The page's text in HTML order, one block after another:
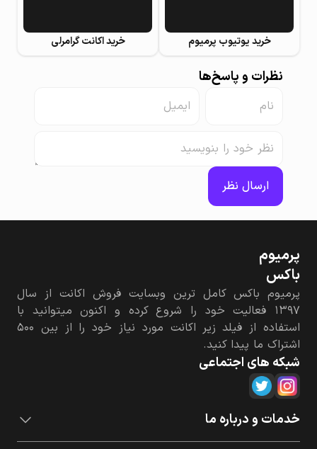
خرید یوتیوب پرمیوم خرید اکانت گرامرلی
نظرات و پاسخ‌ها
ارسال نظر
پرمیوم‌
باکس
پرمیوم باکس کامل ترین وبسایت فروش اکانت از سال
۱۳۹۷ فعالیت خود را شروع کرده و اکنون میتوانید با
استفاده از فیلد زیر اکانت مورد نیاز خود را از بین ۵۰۰
اشتراک ما پیدا کنید.
شبکه های اجتماعی
خدمات و درباره ما